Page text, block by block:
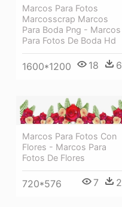
Marcos Para Fotos
Marcosscrap Marcos
Para Boda Png - Marcos
Para Fotos De Boda Hd
1600*1200 18 6
Marcos Para Fotos Con
Flores - Marcos Para
Fotos De Flores
720*576 7 2